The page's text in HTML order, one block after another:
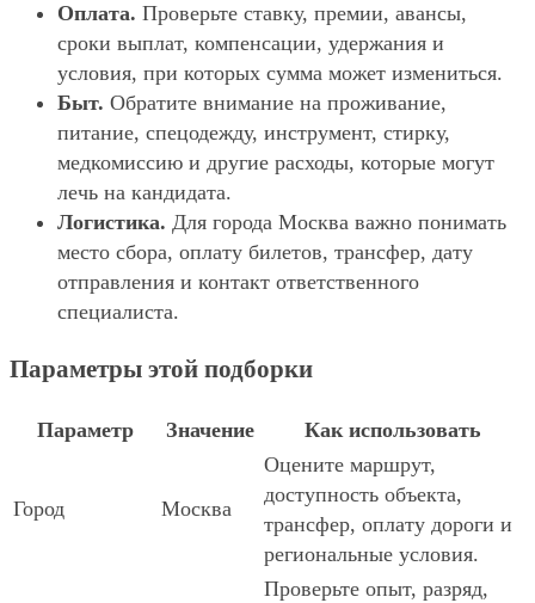
Оплата. Проверьте ставку, премии, авансы,
сроки выплат, компенсации, удержания и
условия, при которых сумма может измениться.
Быт. Обратите внимание на проживание,
питание, спецодежду, инструмент, стирку,
медкомиссию и другие расходы, которые могут
лечь на кандидата.
Логистика. Для города Москва важно понимать
место сбора, оплату билетов, трансфер, дату
отправления и контакт ответственного
специалиста.
Параметры этой подборки
Параметр Значение Как использовать
Город Москва
Оцените маршрут,
доступность объекта,
трансфер, оплату дороги и
региональные условия.
Проверьте опыт, разряд,